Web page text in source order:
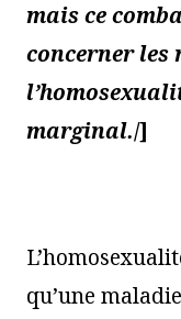
mais ce
concerner les
marginal./]
qu’une